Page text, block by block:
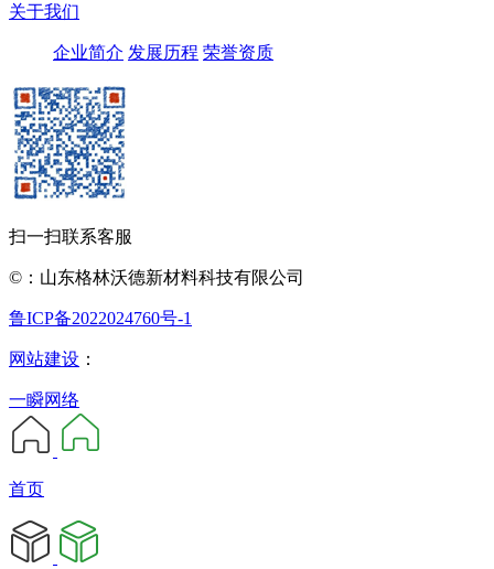
关于我们
企业简介 发展历程 荣誉资质
扫一扫联系客服
©：山东格林沃德新材料科技有限公司
鲁ICP备2022024760号-1
网站建设 ：
一瞬网络
首页